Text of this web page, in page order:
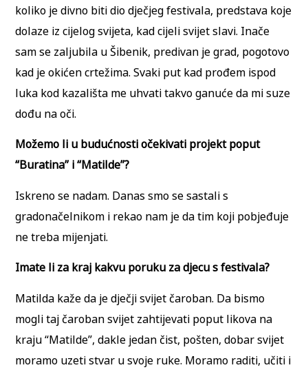
koliko je divno biti dio dječjeg festivala, predstava koje
dolaze iz cijelog svijeta, kad cijeli svijet slavi. Inače
sam se zaljubila u Šibenik, predivan je grad, pogotovo
kad je okićen crtežima. Svaki put kad prođem ispod
luka kod kazališta me uhvati takvo ganuće da mi suze
dođu na oči.
Možemo li u budućnosti očekivati projekt poput
“Buratina” i “Matilde”?
Iskreno se nadam. Danas smo se sastali s
gradonačelnikom i rekao nam je da tim koji pobjeđuje
ne treba mijenjati.
Imate li za kraj kakvu poruku za djecu s festivala?
Matilda kaže da je dječji svijet čaroban. Da bismo
mogli taj čaroban svijet zahtijevati poput likova na
kraju “Matilde”, dakle jedan čist, pošten, dobar svijet
moramo uzeti stvar u svoje ruke. Moramo raditi, učiti i